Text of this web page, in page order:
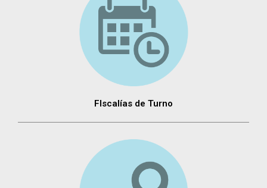
FIscalías de Turno